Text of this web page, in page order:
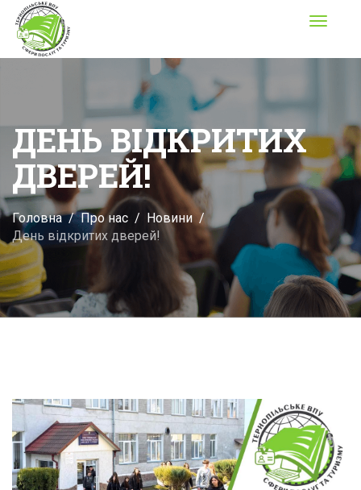
Toggle
ДЕНЬ ВІДКРИТИХ
ДВЕРЕЙ!
Головна Про нас
Новини
День відкритих дверей!